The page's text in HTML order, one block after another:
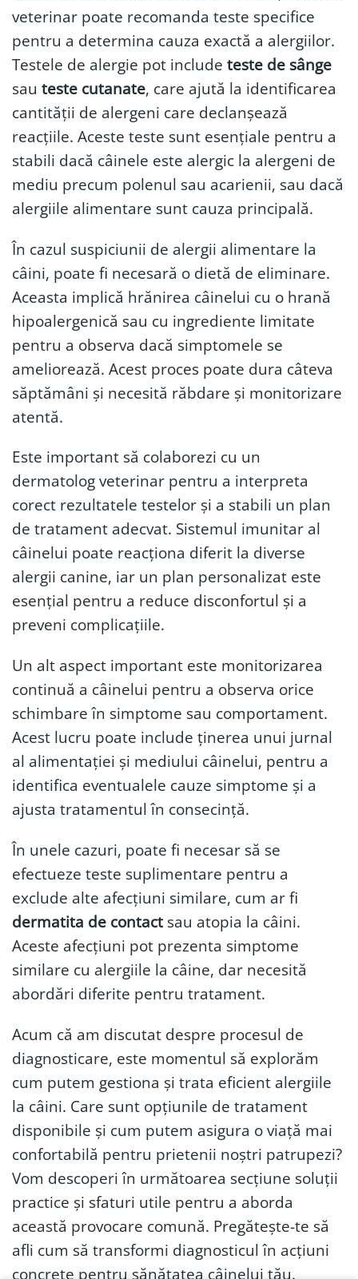
veterinar poate recomanda teste specifice
pentru a determina cauza exactă a alergiilor.
Testele de alergie pot include teste de sânge
sau teste cutanate, care ajută la identificarea
cantității de alergeni care declanșează
reacțiile. Aceste teste sunt esențiale pentru a
stabili dacă câinele este alergic la alergeni de
mediu precum polenul sau acarienii, sau dacă
alergiile alimentare sunt cauza principală.
În cazul suspiciunii de alergii alimentare la
câini, poate fi necesară o dietă de eliminare.
Aceasta implică hrănirea câinelui cu o hrană
hipoalergenică sau cu ingrediente limitate
pentru a observa dacă simptomele se
ameliorează. Acest proces poate dura câteva
săptămâni și necesită răbdare și monitorizare
atentă.
Este important să colaborezi cu un
dermatolog veterinar pentru a interpreta
corect rezultatele testelor și a stabili un plan
de tratament adecvat. Sistemul imunitar al
câinelui poate reacționa diferit la diverse
alergii canine, iar un plan personalizat este
esențial pentru a reduce disconfortul și a
preveni complicațiile.
Un alt aspect important este monitorizarea
continuă a câinelui pentru a observa orice
schimbare în simptome sau comportament.
Acest lucru poate include ținerea unui jurnal
al alimentației și mediului câinelui, pentru a
identifica eventualele cauze simptome și a
ajusta tratamentul în consecință.
În unele cazuri, poate fi necesar să se
efectueze teste suplimentare pentru a
exclude alte afecțiuni similare, cum ar fi
dermatita de contactsau atopia la câini.
Aceste afecțiuni pot prezenta simptome
similare cu alergiile la câine, dar necesită
abordări diferite pentru tratament.
Acum că am discutat despre procesul de
diagnosticare, este momentul să explorăm
cum putem gestiona și trata eficient alergiile
la câini. Care sunt opțiunile de tratament
disponibile și cum putem asigura o viață mai
confortabilă pentru prietenii noștri patrupezi?
Vom descoperi în următoarea secțiune soluții
practice și sfaturi utile pentru a aborda
această provocare comună. Pregătește-te să
afli cum să transformi diagnosticul în acțiuni
concrete pentru sănătatea câinelui tău.